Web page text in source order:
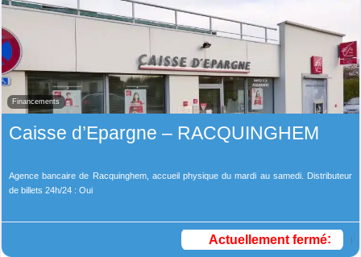
Financements
Caisse d’Epargne – RACQUINGHEM
Agence bancaire de Racquinghem, accueil physique du mardi au samedi. Distributeur
de billets 24h/24 : Oui
Actuellement fermé: